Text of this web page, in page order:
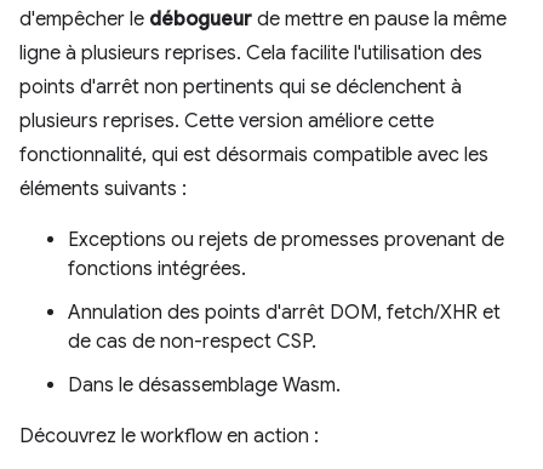
d'empêcher le débogueur de mettre en pause la même
ligne à plusieurs reprises. Cela facilite l'utilisation des
points d'arrêt non pertinents qui se déclenchent à
plusieurs reprises. Cette version améliore cette
fonctionnalité, qui est désormais compatible avec les
éléments suivants :
Exceptions ou rejets de promesses provenant de
fonctions intégrées.
Annulation des points d'arrêt DOM, fetch/XHR et
de cas de non-respect CSP.
Dans le désassemblage Wasm.
Découvrez le workflow en action :